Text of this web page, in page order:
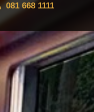
081 668 1111